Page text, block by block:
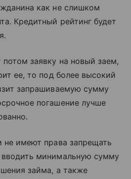
как не слишком
Кредитный рейтинг будет
потом заявку на новый заем,
ее, то под более высокий
запрашиваемую сумму
погашение лучше
не имеют права запрещать
минимальную сумму
займа, а также